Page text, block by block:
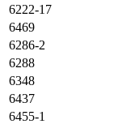
6222-17
6469
6286-2
6288
6348
6437
6455-1